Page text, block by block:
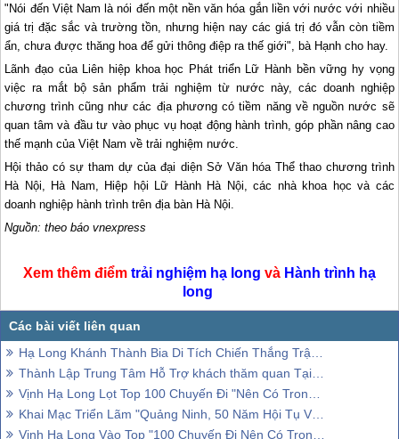
"Nói đến Việt Nam là nói đến một nền văn hóa gắn liền với nước với nhiều
giá trị đặc sắc và trường tồn, nhưng hiện nay các giá trị đó vẫn còn tiềm
ẩn, chưa được thăng hoa để gửi thông điệp ra thế giới", bà Hạnh cho hay.
Lãnh đạo của Liên hiệp khoa học Phát triển Lữ Hành bền vững hy vọng
việc ra mắt bộ sản phẩm trải nghiệm từ nước này, các doanh nghiệp
chương trình cũng như các địa phương có tiềm năng về nguồn nước sẽ
quan tâm và đầu tư vào phục vụ hoạt động hành trình, góp phần nâng cao
thế mạnh của Việt Nam về trải nghiệm nước.
Hội thảo có sự tham dự của đại diện Sở Văn hóa Thể thao chương trình
Hà Nội, Hà Nam, Hiệp hội Lữ Hành Hà Nội, các nhà khoa học và các
doanh nghiệp hành trình trên địa bàn Hà Nội.
Nguồn: theo báo vnexpress
Xem thêm điểm trải nghiệm hạ long và Hành trình hạ
long
Hạ Long Khánh Thành Bia Di Tích Chiến Thắng Trận Đầu
Thành Lập Trung Tâm Hỗ Trợ khách thăm quan Tại Các Thành Phố
Vịnh Hạ Long Lọt Top 100 Chuyến Đi "Nên Có Trong Đời"
Khai Mạc Triển Lãm "Quảng Ninh, 50 Năm Hội Tụ Và Lan Tỏa"
Vịnh Hạ Long Vào Top "100 Chuyến Đi Nên Có Trong Đời"